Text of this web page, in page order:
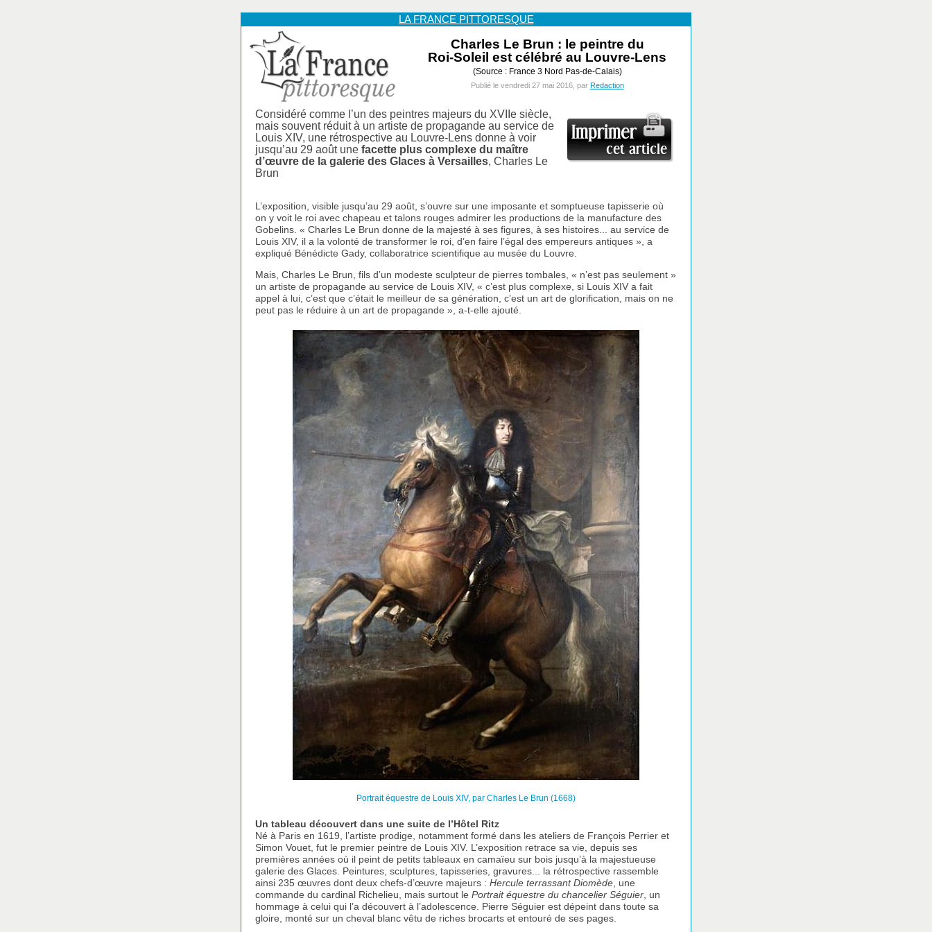
LA FRANCE PITTORESQUE
Charles Le Brun : le peintre du
Roi-Soleil est célébré au Louvre-Lens
(Source : France 3 Nord Pas-de-Calais)
Publié le vendredi 27 mai 2016, par Redaction
Considéré comme l’un des peintres majeurs du XVIIe siècle,
mais souvent réduit à un artiste de propagande au service de
Louis XIV, une rétrospective au Louvre-Lens donne à voir
jusqu’au 29 août une facette plus complexe du maître
d’œuvre de la galerie des Glaces à Versailles, Charles Le
Brun
L’exposition, visible jusqu’au 29 août, s’ouvre sur une imposante et somptueuse tapisserie où
on y voit le roi avec chapeau et talons rouges admirer les productions de la manufacture des
Gobelins. « Charles Le Brun donne de la majesté à ses figures, à ses histoires... au service de
Louis XIV, il a la volonté de transformer le roi, d’en faire l’égal des empereurs antiques », a
expliqué Bénédicte Gady, collaboratrice scientifique au musée du Louvre.
Mais, Charles Le Brun, fils d’un modeste sculpteur de pierres tombales, « n’est pas seulement »
un artiste de propagande au service de Louis XIV, « c’est plus complexe, si Louis XIV a fait
appel à lui, c’est que c’était le meilleur de sa génération, c’est un art de glorification, mais on ne
peut pas le réduire à un art de propagande », a-t-elle ajouté.
Portrait équestre de Louis XIV, par Charles Le Brun (1668)
Un tableau découvert dans une suite de l’Hôtel Ritz
Né à Paris en 1619, l’artiste prodige, notamment formé dans les ateliers de François Perrier et
Simon Vouet, fut le premier peintre de Louis XIV. L’exposition retrace sa vie, depuis ses
premières années où il peint de petits tableaux en camaïeu sur bois jusqu’à la majestueuse
galerie des Glaces. Peintures, sculptures, tapisseries, gravures... la rétrospective rassemble
ainsi 235 œuvres dont deux chefs-d’œuvre majeurs : Hercule terrassant Diomède , une
commande du cardinal Richelieu, mais surtout le Portrait équestre du chancelier Séguier , un
hommage à celui qui l’a découvert à l’adolescence. Pierre Séguier est dépeint dans toute sa
gloire, monté sur un cheval blanc vêtu de riches brocarts et entouré de ses pages.